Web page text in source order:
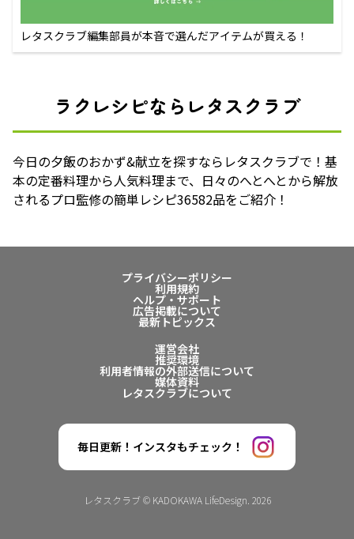
レタスクラブ編集部員が本音で選んだアイテムが買える！
ラクレシピならレタスクラブ
今日の夕飯のおかず&献立を探すならレタスクラブで！基
本の定番料理から人気料理まで、日々のへとへとから解放
されるプロ監修の簡単レシピ36582品をご紹介！
プライバシーポリシー
利用規約
ヘルプ・サポート
広告掲載について
最新トピックス
運営会社
推奨環境
利用者情報の外部送信について
媒体資料
レタスクラブについて
毎日更新！インスタもチェック！
レタスクラブ © KADOKAWA LifeDesign. 2026